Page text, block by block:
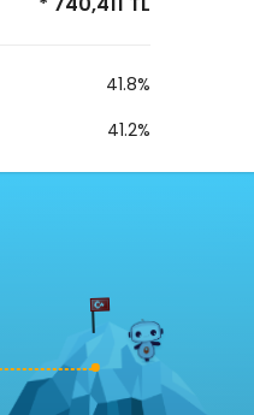
41.8%
41.2%